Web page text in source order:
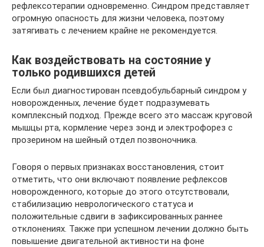
рефлексотерапии одновременно. Синдром представляет
огромную опасность для жизни человека, поэтому
затягивать с лечением крайне не рекомендуется.
Как воздействовать на состояние у
только родившихся детей
Если был диагностирован псевдобульбарный синдром у
новорожденных, лечение будет подразумевать
комплексный подход. Прежде всего это массаж круговой
мышцы рта, кормление через зонд и электрофорез с
прозерином на шейный отдел позвоночника.
Говоря о первых признаках восстановления, стоит
отметить, что они включают появление рефлексов
новорожденного, которые до этого отсутствовали,
стабилизацию неврологического статуса и
положительные сдвиги в зафиксированных раннее
отклонениях. Также при успешном лечении должно быть
повышение двигательной активности на фоне